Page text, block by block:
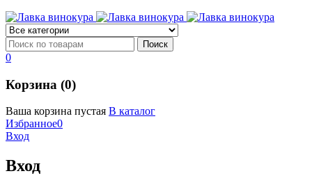
0
Корзина (0)
Ваша корзина пустая В каталог
Избранное0
Вход
Вход